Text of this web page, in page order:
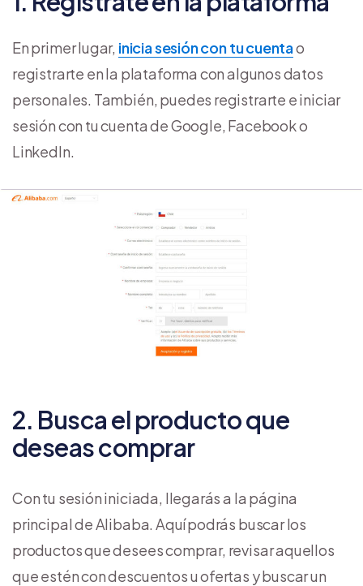
En primer lugar, inicia sesión con tu cuentao
registrarte en la plataforma con algunos datos
personales. También, puedes registrarte e iniciar
sesión con tu cuenta de Google, Facebook o
LinkedIn.
2. Busca el producto que
deseas comprar
Con tu sesión iniciada, llegarás a la página
principal de Alibaba. Aquí podrás buscar los
productos que desees comprar, revisar aquellos
que estén con descuentos u ofertas y buscar un